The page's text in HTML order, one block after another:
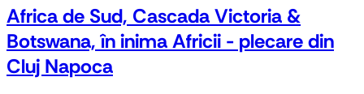
Africa de Sud, Cascada Victoria &
Botswana, în inima Africii - plecare din
Cluj Napoca